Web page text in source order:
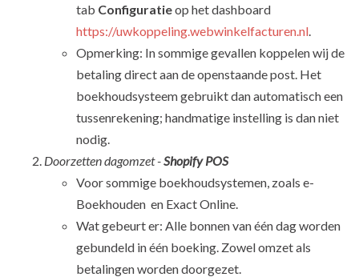
tab Configuratieop het dashboard
https://uwkoppeling.webwinkelfacturen.nl.
Opmerking: In sommige gevallen koppelen wij de
betaling direct aan de openstaande post. Het
boekhoudsysteem gebruikt dan automatisch een
tussenrekening; handmatige instelling is dan niet
nodig.
Doorzetten dagomzet -Shopify POS
Voor sommige boekhoudsystemen, zoals e-
Boekhouden en Exact Online.
Wat gebeurt er: Alle bonnen van één dag worden
gebundeld in één boeking. Zowel omzet als
betalingen worden doorgezet.